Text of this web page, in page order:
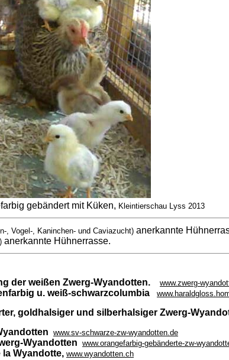
gebändert mit Küken, Kleintierschau Lyss 2013
, Vogel-, Kaninchen- und Caviazucht) anerkannte
anerkannte Hühnerrasse.
der weißen Zwerg-Wyandotten. www.zwerg-
u. weiß-schwarzcolumbia
goldhalsiger und silberhalsiger Zwerg-
www.sv-schwarze-zw-wyandotten.de
Wyandotten www.orangefarbig-gebänderte-zw-
Wyandotte, www.wyandotten.ch